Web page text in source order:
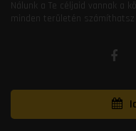
Nálunk a Te céljaid vannak a
minden területén számíthatsz